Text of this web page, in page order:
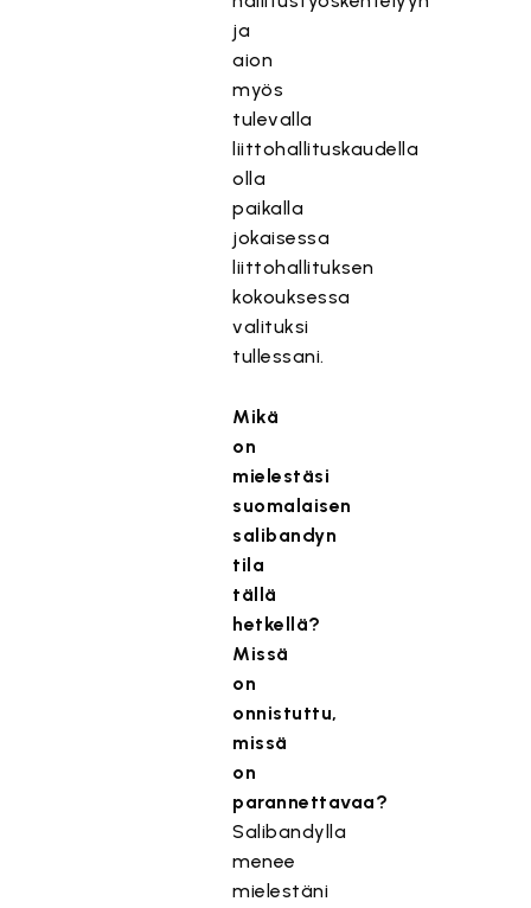
ja
aion
myös
tulevalla
liittohallituskaudella
olla
paikalla
jokaisessa
liittohallituksen
kokouksessa
valituksi
tullessani.
Mikä
on
mielestäsi
suomalaisen
salibandyn
tila
tällä
hetkellä?
Missä
on
onnistuttu,
missä
on
parannettavaa?
Salibandylla
menee
mielestäni